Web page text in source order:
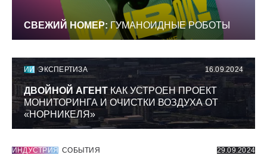
СВЕЖИЙ НОМЕР: ГУМАНОИДНЫЕ РОБОТЫ
ИИ ЭКСПЕРТИЗА 16.09.2024
ДВОЙНОЙ АГЕНТКАК УСТРОЕН ПРОЕКТ
МОНИТОРИНГА И ОЧИСТКИ ВОЗДУХА ОТ
«НОРНИКЕЛЯ»
ИНДУСТРИЯ СОБЫТИЯ 29.09.2024